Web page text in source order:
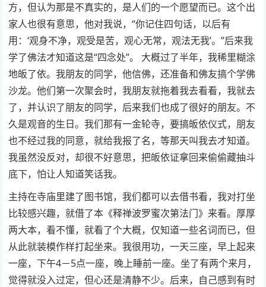
方，但认为那是不真实的，是人们的一个愿望而已。这个出
家人也很有意思，他对我说，“你记住四句话，以后有
用：‘观身不净，观受是苦，观心无常，观法无我’。”后来我
学了佛法才知道这是“四念处”。 大概过了半年，我稀里糊涂
地皈了依。我朋友的同学，他信佛，还准备和佛友搞个学佛
沙龙。他们第一次聚会时，我朋友就拖着我去看看，我就去
了，并认识了朋友的同学，后来我们也成了很好的朋友。不
久是观音的生日。我们那有一金轮寺，要搞皈依仪式，朋友
也不经过我的同意，就给我报了名，等那天叫我去才知道。
我虽然没反对，却很不好意思，把皈依证拿回来偷偷藏抽斗
底下，怕让人知道笑话我。
主持在寺庙里建了图书馆，我们都可以去借书看，我对打坐
比较感兴趣，就借了本《释禅波罗蜜次第法门》来看。厚厚
两大本，看不懂，就看了个大概，仅知道一些名词而已，但
从此就装模作样打起坐来。我很用功，一天三座，早上起来
一座，下午4－5点一座，晚上睡前一座。坐了有两个来月，
觉得就没入过定，但心还是清静不少。后来，自己感到有时